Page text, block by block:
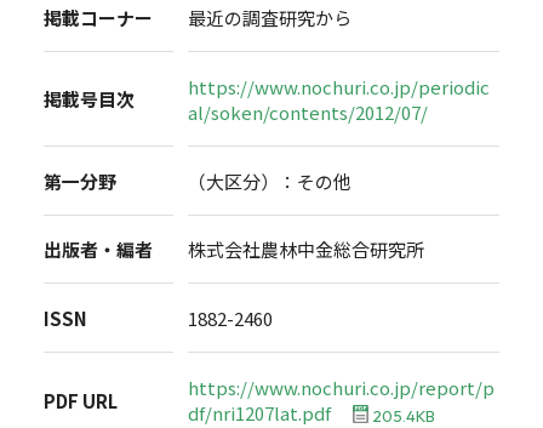
掲載コーナー 最近の調査研究から
掲載号目次
https://www.nochuri.co.jp/periodic
al/soken/contents/2012/07/
第一分野 （大区分）：その他
出版者・編者 株式会社農林中金総合研究所
ISSN 1882-2460
PDF URL
https://www.nochuri.co.jp/report/p
df/nri1207lat.pdf
205.4KB